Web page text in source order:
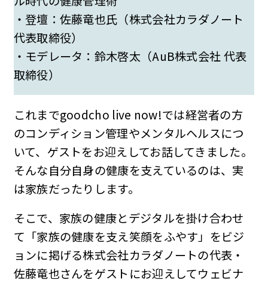
・登壇：佐藤竜也氏（株式会社カラダノート
代表取締役）
・モデレータ：鈴木啓太（AuB株式会社 代表
取締役）
これまでgoodcho live now!では経営者の方
のコンディション管理やメンタルヘルスにつ
いて、ゲストをお迎えしてお話してきました。
そんな自分自身の健康を支えているのは、実
は家族だったりします。
そこで、家族の健康とデジタルを掛け合わせ
て「家族の健康を支え笑顔をふやす」をビジ
ョンに掲げる株式会社カラダノートの代表・
佐藤竜也さんをゲストにお迎えしてウェビナ